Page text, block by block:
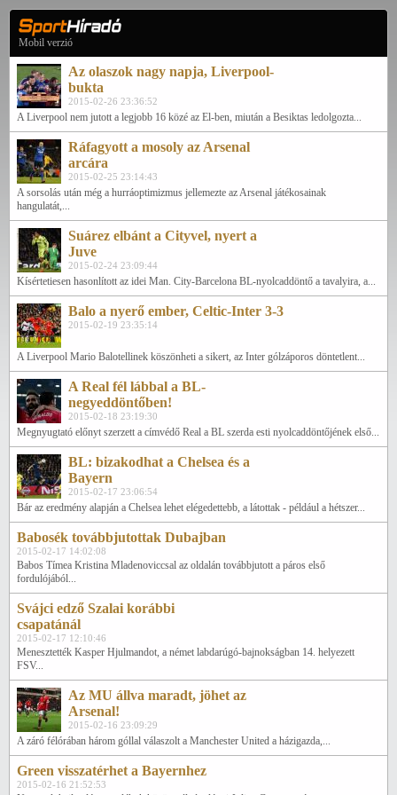
Mobil verzió
Az olaszok nagy napja, Liverpool-
bukta
2015-02-26 23:36:52
A Liverpool nem jutott a legjobb 16 közé az El-ben, miután a Besiktas ledolgozta...
Ráfagyott a mosoly az Arsenal
arcára
2015-02-25 23:14:43
A sorsolás után még a hurráoptimizmus jellemezte az Arsenal játékosainak
hangulatát,...
Suárez elbánt a Cityvel, nyert a
Juve
2015-02-24 23:09:44
Kísértetiesen hasonlított az idei Man. City-Barcelona BL-nyolcaddöntő a tavalyira, a...
Balo a nyerő ember, Celtic-Inter 3-3
2015-02-19 23:35:14
A Liverpool Mario Balotellinek köszönheti a sikert, az Inter gólzáporos döntetlent...
A Real fél lábbal a BL-
negyeddöntőben!
2015-02-18 23:19:30
Megnyugtató előnyt szerzett a címvédő Real a BL szerda esti nyolcaddöntőjének első...
BL: bizakodhat a Chelsea és a
Bayern
2015-02-17 23:06:54
Bár az eredmény alapján a Chelsea lehet elégedettebb, a látottak - például a hétszer...
Babosék továbbjutottak Dubajban
2015-02-17 14:02:08
Babos Tímea Kristina Mladenoviccsal az oldalán továbbjutott a páros első
fordulójából...
Svájci edző Szalai korábbi
csapatánál
2015-02-17 12:10:46
Menesztették Kasper Hjulmandot, a német labdarúgó-bajnokságban 14. helyezett
FSV...
Az MU állva maradt, jöhet az
Arsenal!
2015-02-16 23:09:29
A záró félórában három góllal válaszolt a Manchester United a házigazda,...
Green visszatérhet a Bayernhez
2015-02-16 21:52:53